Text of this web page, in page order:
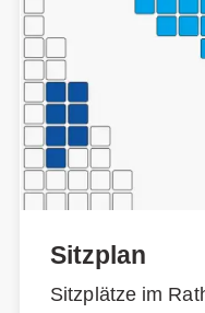
Sitzplan
Sitzplätze im